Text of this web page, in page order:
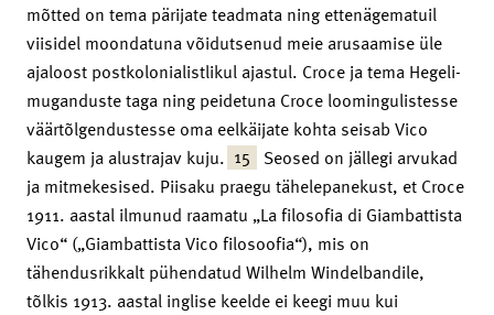
mõtted on tema pärijate teadmata ning ettenägematuil
viisidel moondatuna võidutsenud meie arusaamise üle
ajaloost postkolonialistlikul ajastul. Croce ja tema Hegeli-
muganduste taga ning peidetuna Croce loomingulistesse
väärtõlgendustesse oma eelkäijate kohta seisab Vico
kaugem ja alustrajav kuju. 15 Seosed on jällegi arvukad
ja mitmekesised. Piisaku praegu tähelepanekust, et Croce
1911. aastal ilmunud raamatu „La filosofia di Giambattista
Vico“ („Giambattista Vico filosoofia“), mis on
tähendusrikkalt pühendatud Wilhelm Windelbandile,
tõlkis 1913. aastal inglise keelde ei keegi muu kui